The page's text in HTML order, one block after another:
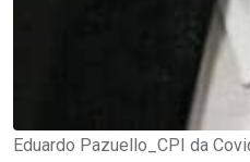
Eduardo Pazuello_CPI da